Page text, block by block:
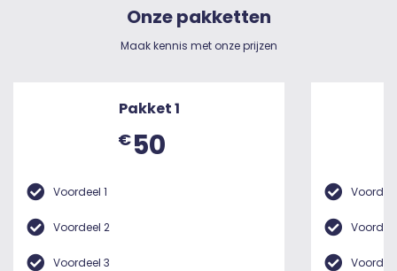
Onze pakketten
Maak kennis met onze prijzen
Pakket 1
€50
Voordeel 1
Voordeel 2
Voordeel 3